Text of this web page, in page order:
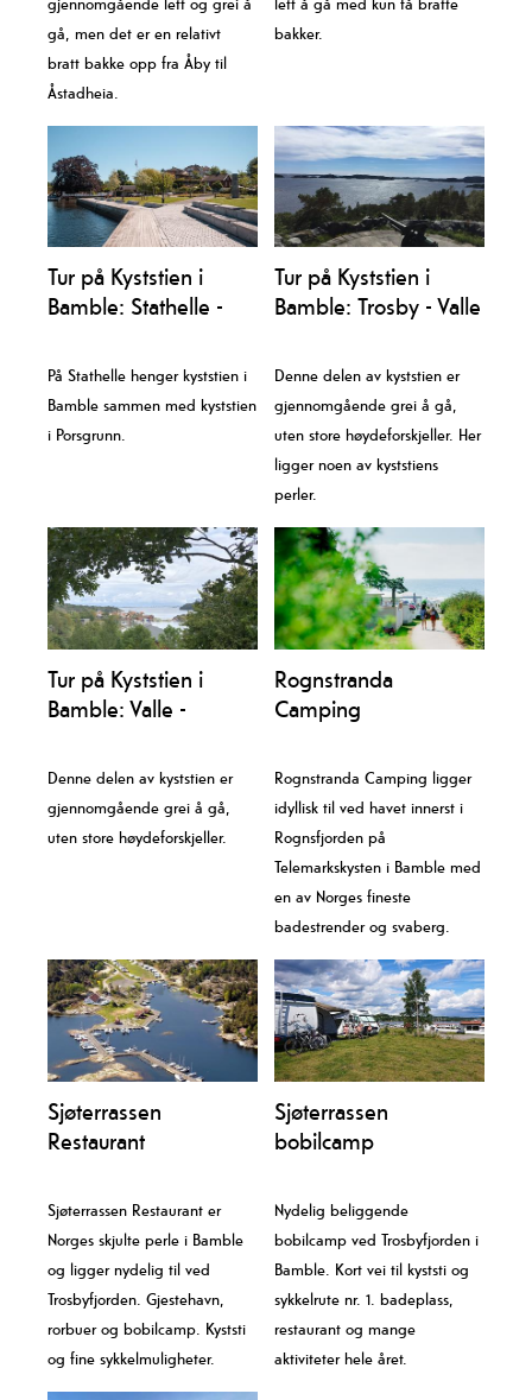
gå, men det er en relativt
bratt bakke opp fra Åby til
Åstadheia.
bakker.
Tur på Kyststien i
Bamble: Stathelle -
På Stathelle henger kyststien i
Bamble sammen med kyststien
i Porsgrunn.
Tur på Kyststien i
Bamble: Trosby - Valle
Denne delen av kyststien er
gjennomgående grei å gå,
uten store høydeforskjeller. Her
ligger noen av kyststiens
perler.
Tur på Kyststien i
Bamble: Valle -
Denne delen av kyststien er
gjennomgående grei å gå,
uten store høydeforskjeller.
Rognstranda
Camping
Rognstranda Camping ligger
idyllisk til ved havet innerst i
Rognsfjorden på
Telemarkskysten i Bamble med
en av Norges fineste
badestrender og svaberg.
Sjøterrassen
Restaurant
Sjøterrassen Restaurant er
Norges skjulte perle i Bamble
og ligger nydelig til ved
Trosbyfjorden. Gjestehavn,
rorbuer og bobilcamp. Kyststi
og fine sykkelmuligheter.
Sjøterrassen
bobilcamp
Nydelig beliggende
bobilcamp ved Trosbyfjorden i
Bamble. Kort vei til kyststi og
sykkelrute nr. 1. badeplass,
restaurant og mange
aktiviteter hele året.